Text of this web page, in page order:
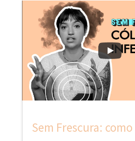
Sem Frescura: